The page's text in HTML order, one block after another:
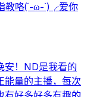
教咯(´-ω-`)╭爱你
安！ND是我看的
能量的主播，每次